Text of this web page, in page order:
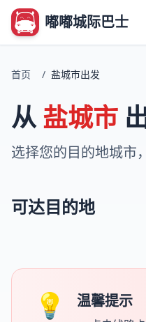
嘟嘟城际巴士
首页 / 盐城市出发
从盐城市
选择您的目的地城市
可达目的地
💡 温馨提示